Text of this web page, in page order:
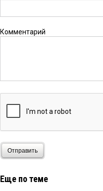
Константин 25
КВ поступил
Не работники
Комментарий
Отправить
Еще по теме